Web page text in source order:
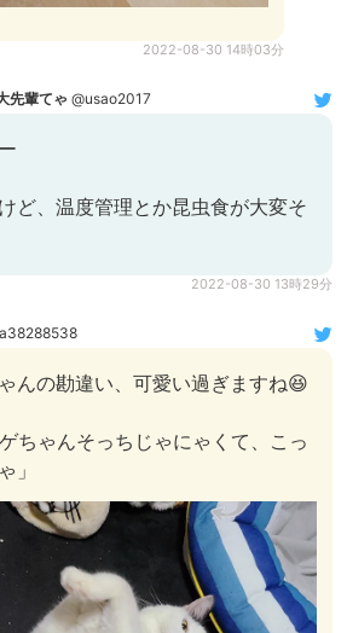
2022-08-30 14時03分
先輩てゃ @usao2017
ど、温度管理とか昆虫食が大変そ
2022-08-30 13時29分
んの勘違い、可愛い過ぎますね😆
ちゃんそっちじゃにゃくて、こっ
」